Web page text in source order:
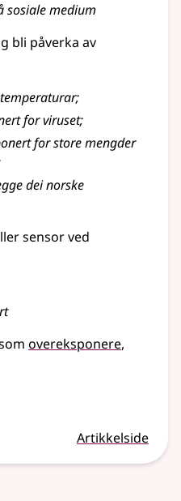
sosiale medium
bli påverka av
;
for viruset;
for store mengder
dei norske
sensor ved
overeksponere
Artikkelside